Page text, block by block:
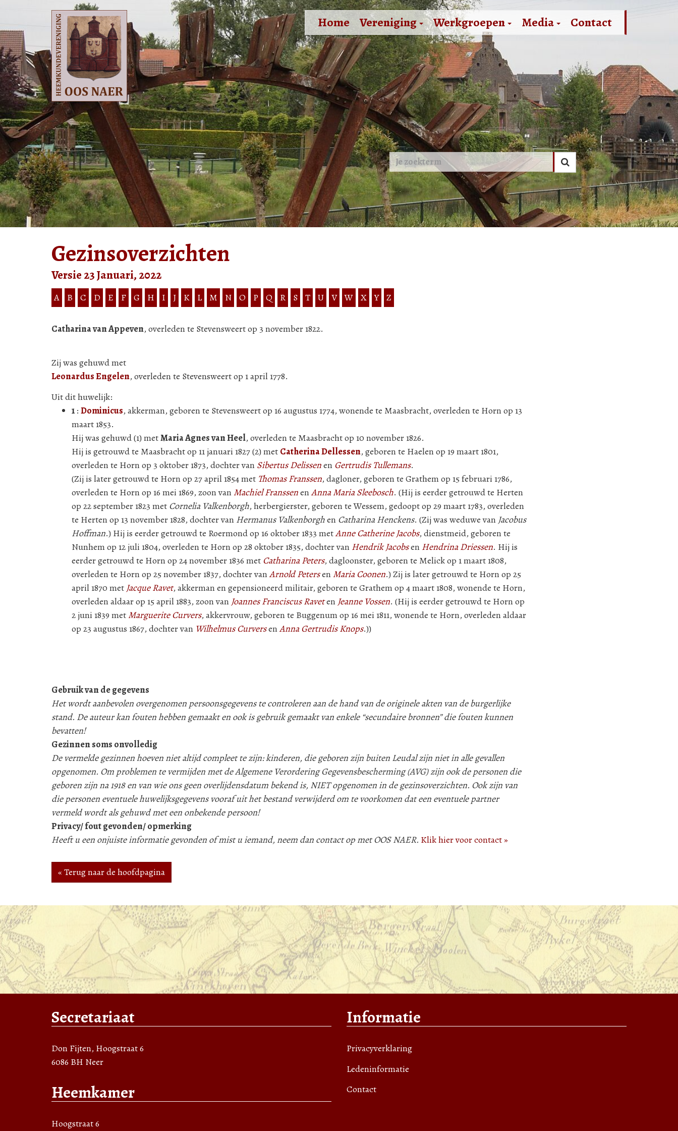
Home Vereniging Werkgroepen Media Contact
Gezinsoverzichten
Versie 23 Januari, 2022
A B C D E F G H I J K L M N O P Q R S T U V W X Y Z
Catharina van Appeven, overleden te Stevensweert op 3 november 1822.
Zij was gehuwd met
Leonardus Engelen, overleden te Stevensweert op 1 april 1778.
Uit dit huwelijk:
1 : Dominicus, akkerman, geboren te Stevensweert op 16 augustus 1774, wonende te Maasbracht, overleden te Horn op 13
maart 1853.
Hij was gehuwd (1) metMaria Agnes van Heel, overleden te Maasbracht op 10 november 1826.
Hij is getrouwd te Maasbracht op 11 januari 1827 (2) met Catherina Dellessen, geboren te Haelen op 19 maart 1801,
overleden te Horn op 3 oktober 1873, dochter van Sibertus Delissenen Gertrudis Tullemans.
(Zij is later getrouwd te Horn op 27 april 1854 met Thomas Franssen, dagloner, geboren te Grathem op 15 februari 1786,
overleden te Horn op 16 mei 1869, zoon van Machiel FranssenenAnna Maria Sleebosch. (Hij is eerder getrouwd te Herten
op 22 september 1823 met Cornelia Valkenborgh, herbergierster, geboren te Wessem, gedoopt op 29 maart 1783, overleden
te Herten op 13 november 1828, dochter van Hermanus Valkenborghen Catharina Henckens. (Zij was weduwe van Jacobus
Hoffman.) Hij is eerder getrouwd te Roermond op 16 oktober 1833 metAnne Catherine Jacobs, dienstmeid, geboren te
Nunhem op 12 juli 1804, overleden te Horn op 28 oktober 1835, dochter van Hendrik Jacobsen Hendrina Driessen. Hij is
eerder getrouwd te Horn op 24 november 1836 met Catharina Peters, dagloonster, geboren te Melick op 1 maart 1808,
overleden te Horn op 25 november 1837, dochter vanArnold Petersen Maria Coonen.) Zij is later getrouwd te Horn op 25
april 1870 met Jacque Ravet, akkerman en gepensioneerd militair, geboren te Grathem op 4 maart 1808, wonende te Horn,
overleden aldaar op 15 april 1883, zoon van Joannes Franciscus Raveten Jeanne Vossen. (Hij is eerder getrouwd te Horn op
2 juni 1839 met Marguerite Curvers, akkervrouw, geboren te Buggenum op 16 mei 1811, wonende te Horn, overleden aldaar
op 23 augustus 1867, dochter van Wilhelmus CurversenAnna Gertrudis Knops.))
Gebruik van de gegevens
Het wordt aanbevolen overgenomen persoonsgegevens te controleren aan de hand van de originele akten van de burgerlijke
stand. De auteur kan fouten hebben gemaakt en ook is gebruik gemaakt van enkele “secundaire bronnen” die fouten kunnen
bevatten!
Gezinnen soms onvolledig
De vermelde gezinnen hoeven niet altijd compleet te zijn: kinderen, die geboren zijn buiten Leudal zijn niet in alle gevallen
opgenomen. Om problemen te vermijden met de Algemene Verordering Gegevensbescherming (AVG) zijn ook de personen die
geboren zijn na 1918 en van wie ons geen overlijdensdatum bekend is, NIET opgenomen in de gezinsoverzichten. Ook zijn van
die personen eventuele huwelijksgegevens vooraf uit het bestand verwijderd om te voorkomen dat een eventuele partner
vermeld wordt als gehuwd met een onbekende persoon!
Privacy/ fout gevonden/ opmerking
Heeft u een onjuiste informatie gevonden of mist u iemand, neem dan contact op met OOS NAER. Klik hier voor contact »
« Terug naar de hoofdpagina
Secretariaat
Don Fijten, Hoogstraat 6
6086 BH Neer
Heemkamer
Hoogstraat 6
Informatie
Privacyverklaring
Ledeninformatie
Contact